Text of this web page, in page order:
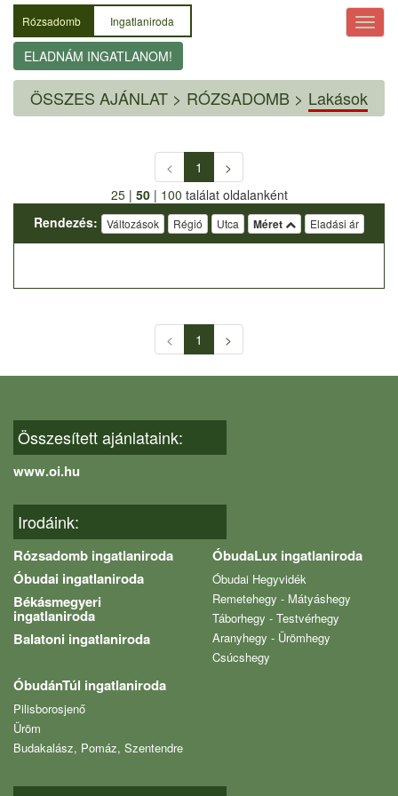
Rózsadomb Ingatlaniroda
ELADNÁM INGATLANOM!
ÖSSZES AJÁNLAT > RÓZSADOMB > Lakások
< 1
>
25| 50| 100 találat oldalanként
Rendezés:
Változások Régió Utca Méret Eladási ár
< 1 >
Összesített ajánlataink:
www.oi.hu
Irodáink:
Rózsadomb ingatlaniroda
Óbudai ingatlaniroda
Békásmegyeri
ingatlaniroda
Balatoni ingatlaniroda
ÓbudaLux ingatlaniroda
Óbudai Hegyvidék
Remetehegy - Mátyáshegy
Táborhegy - Testvérhegy
Aranyhegy - Ürömhegy
Csúcshegy
ÓbudánTúl ingatlaniroda
Pilisborosjenő
Üröm
Budakalász, Pomáz, Szentendre